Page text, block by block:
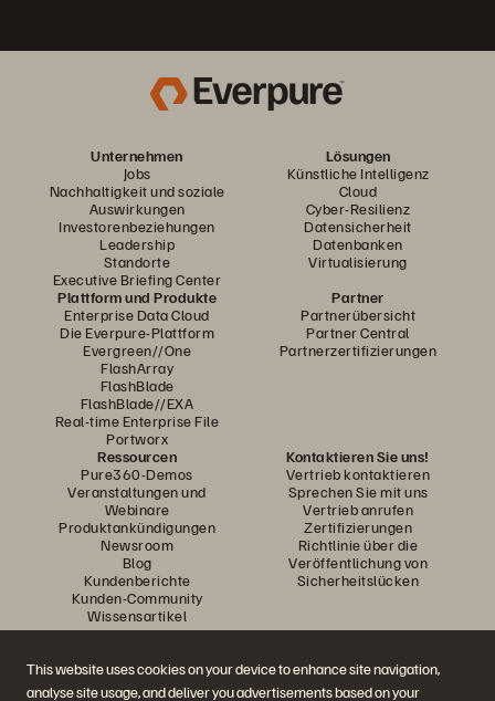
This website uses cookies on your device to enhance site navigation,
analyse site usage, and deliver you advertisements based on your
Unternehmen
Jobs
Nachhaltigkeit und soziale
Auswirkungen
Investorenbeziehungen
Leadership
Standorte
Executive Briefing Center
Lösungen
Künstliche Intelligenz
Cloud
Cyber-Resilienz
Datensicherheit
Datenbanken
Virtualisierung
Plattform und Produkte
Enterprise Data Cloud
Die Everpure-Plattform
Evergreen//One
FlashArray
FlashBlade
FlashBlade//EXA
Real-time Enterprise File
Portworx
Partner
Partnerübersicht
Partner Central
Partnerzertifizierungen
Ressourcen
Pure360-Demos
Veranstaltungen und
Webinare
Produktankündigungen
Newsroom
Blog
Kundenberichte
Kunden-Community
Wissensartikel
Kontaktieren Sie uns!
Vertrieb kontaktieren
Sprechen Sie mit uns
Vertrieb anrufen
Zertifizierungen
Richtlinie über die
Veröffentlichung von
Sicherheitslücken
Diskutiere mit